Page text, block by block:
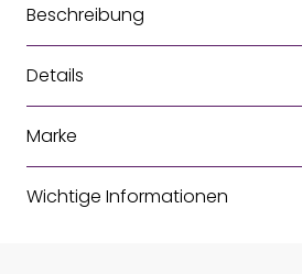
Beschreibung
Details
Marke
Wichtige Informationen